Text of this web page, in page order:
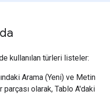
kullanılan türleri listeler:
Arama (Yeni) ve Metin
parçası olarak, Tablo A'daki